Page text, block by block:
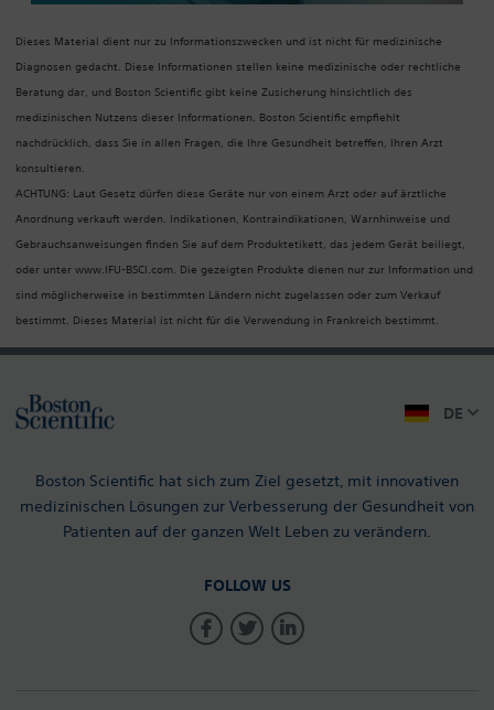
Dieses Material dient nur zu Informationszwecken und ist nicht für medizinische
Diagnosen gedacht. Diese Informationen stellen keine medizinische oder rechtliche
Beratung dar, und Boston Scientific gibt keine Zusicherung hinsichtlich des
medizinischen Nutzens dieser Informationen. Boston Scientific empfiehlt
nachdrücklich, dass Sie in allen Fragen, die Ihre Gesundheit betreffen, Ihren Arzt
konsultieren.
ACHTUNG: Laut Gesetz dürfen diese Geräte nur von einem Arzt oder auf ärztliche
Anordnung verkauft werden. Indikationen, Kontraindikationen, Warnhinweise und
Gebrauchsanweisungen finden Sie auf dem Produktetikett, das jedem Gerät beiliegt,
oder unter www.IFU-BSCI.com. Die gezeigten Produkte dienen nur zur Information und
sind möglicherweise in bestimmten Ländern nicht zugelassen oder zum Verkauf
bestimmt. Dieses Material ist nicht für die Verwendung in Frankreich bestimmt.
DE
Boston Scientific hat sich zum Ziel gesetzt, mit innovativen
medizinischen Lösungen zur Verbesserung der Gesundheit von
Patienten auf der ganzen Welt Leben zu verändern.
FOLLOW US